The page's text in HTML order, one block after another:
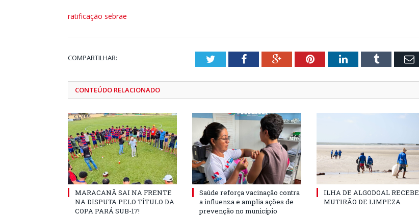
ratificação sebrae
COMPARTILHAR: TwitterFacebookGoogle+PinterestLinkedInTumblr
CONTEÚDO RELACIONADO
MARACANÃ SAI NA FRENTE
NA DISPUTA PELO TÍTULO DA
COPA PARÁ SUB-17!
Saúde reforça vacinação contra
a influenza e amplia ações de
prevenção no município
ILHA DE ALGODOAL RECEBE
MUTIRÃO DE LIMPEZA